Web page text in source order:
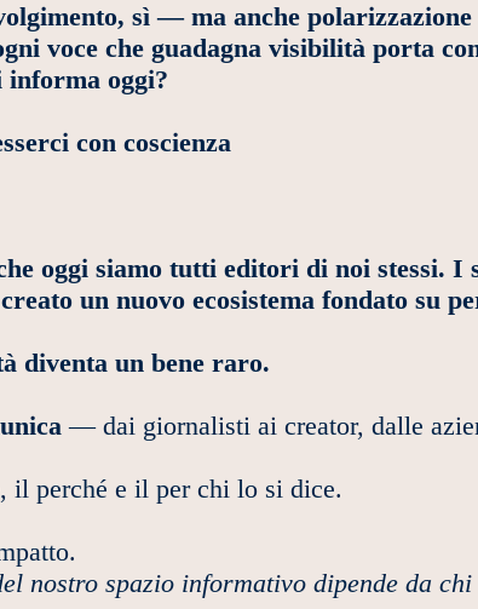
sì — ma anche
voce che guadagna visibilità porta
informa oggi?
con coscienza
oggi siamo tutti editori di noi stessi.
un nuovo ecosistema fondato su
diventa un bene raro.
— dai giornalisti ai creator, dalle
il perché e il per chi lo si dice.
nostro spazio informativo dipende da